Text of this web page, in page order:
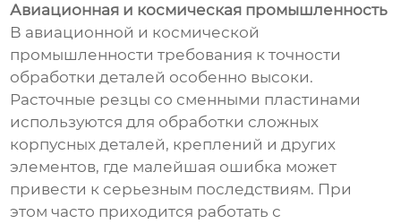
Авиационная и космическая промышленность
В авиационной и космической
промышленности требования к точности
обработки деталей особенно высоки.
Расточные резцы со сменными пластинами
используются для обработки сложных
корпусных деталей, креплений и других
элементов, где малейшая ошибка может
привести к серьезным последствиям. При
этом часто приходится работать с